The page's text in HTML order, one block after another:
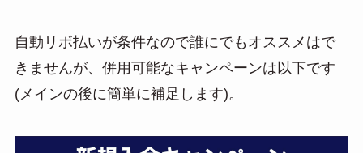
自動リボ払いが条件なので誰にでもオススメはで
きませんが、併用可能なキャンペーンは以下です
(メインの後に簡単に補足します)。